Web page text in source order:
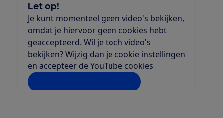
Let op!
Je kunt momenteel geen video's bekijken,
omdat je hiervoor geen cookies hebt
geaccepteerd. Wil je toch video's
bekijken? Wijzig dan je cookie instellingen
en accepteer de YouTube cookies